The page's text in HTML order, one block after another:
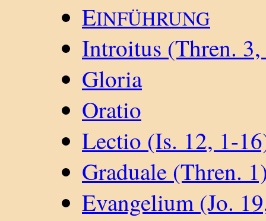
EINFÜHRUNG
Introitus (Thren.
Gloria
Oratio
Lectio (Is. 12, 1-
Graduale (Thren.
Evangelium (Jo.